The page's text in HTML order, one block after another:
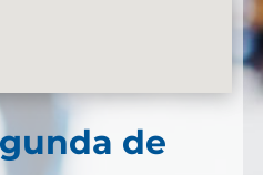
de